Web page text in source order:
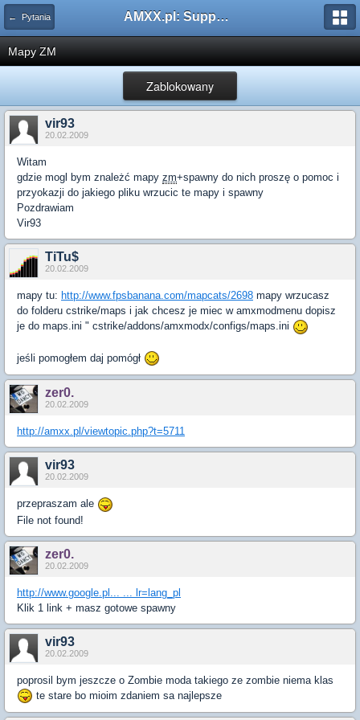
← Pytania AMXX.pl: Support AMX Mod X i SourceMod
Mapy ZM
Zablokowany
vir93
20.02.2009
Witam
gdzie mogl bym znależć mapy zm+spawny do nich proszę o pomoc i
przyokazji do jakiego pliku wrzucic te mapy i spawny
Pozdrawiam
Vir93
TiTu$
20.02.2009
mapy tu: http://www.fpsbanana.com/mapcats/2698 mapy wrzucasz
do folderu cstrike/maps i jak chcesz je miec w amxmodmenu dopisz
je do maps.ini " cstrike/addons/amxmodx/configs/maps.ini
jeśli pomogłem daj pomógł
zer0.
20.02.2009
http://amxx.pl/viewtopic.php?t=5711
vir93
20.02.2009
przepraszam ale
File not found!
zer0.
20.02.2009
http://www.google.pl... ... lr=lang_pl
Klik 1 link + masz gotowe spawny
vir93
20.02.2009
poprosil bym jeszcze o Zombie moda takiego ze zombie niema klas
te stare bo mioim zdaniem sa najlepsze